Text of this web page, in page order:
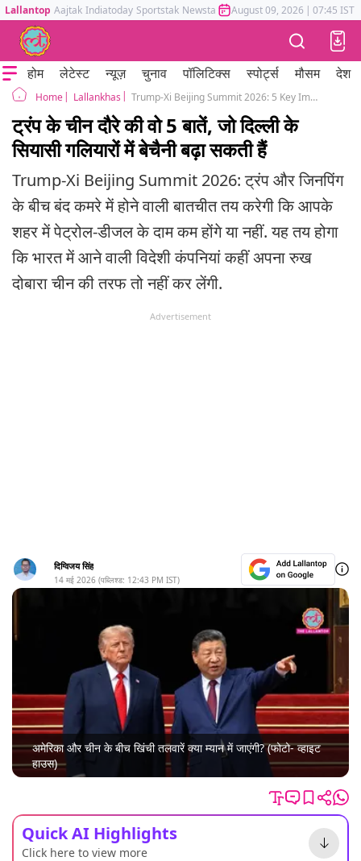
Lallantop Aajtak Indiatoday Sportstak Newstak Mumbai Tak Astrotak
August 09, 2026 | 07:45 IST
होम लेटेस्ट न्यूज़ चुनाव पॉलिटिक्स स्पोर्ट्स मौसम देश
Home Lallankhas Trump-Xi Beijing Summit 2026: 5 Key Impacts on India’s Economy, Oil Prices, and Border Security.
ट्रंप के चीन दौरे की वो 5 बातें, जो दिल्ली के
सियासी गलियारों में बेचैनी बढ़ा सकती हैं
Trump-Xi Beijing Summit 2026: ट्रंप और जिनपिंग
के बीच बंद कमरे में होने वाली बातचीत तय करेगी कि आपके
शहर में पेट्रोल-डीजल के दाम कम होंगे या नहीं. यह तय होगा
कि भारत में आने वाली विदेशी कंपनियां कहीं अपना रुख
दोबारा चीन की तरफ तो नहीं कर लेंगी.
Advertisement
दिग्विजय सिंह
14 मई 2026 (पब्लिश्ड: 12:43 PM IST)
अमेरिका और चीन के बीच खिंची तलवारें क्या म्यान में जाएंगी? (फोटो- व्हाइट
हाउस)
Quick AI Highlights
Click here to view more